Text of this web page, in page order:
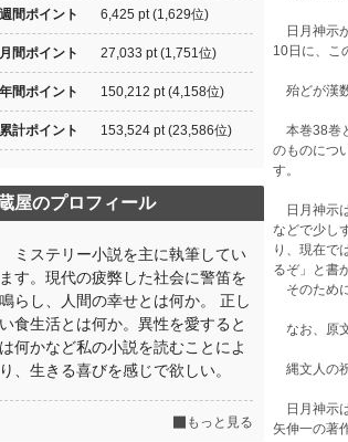
日月神示
10日に、こ
殆どが漢
本巻38巻
のものにつ
す。
日月神示
などで少し
り、現在で
るぞ」と書
そのため
なお、原
縄文人の
日月神示
矢伸一の著
週間ポイント 6,425 pt (1,629位)
月間ポイント 27,033 pt (1,751位)
年間ポイント 150,212 pt (4,158位)
累計ポイント 153,524 pt (23,586位)
屋のプロフィール
ミステリー小説を主に執筆してい
ます。現代の疲弊した社会に警笛を
鳴らし、人間の幸せとは何か。 正し
い食生活とは何か。異性を愛すると
は何かなど私の小説を読むことによ
り、生きる喜びを感じで欲しい。
もっと見る